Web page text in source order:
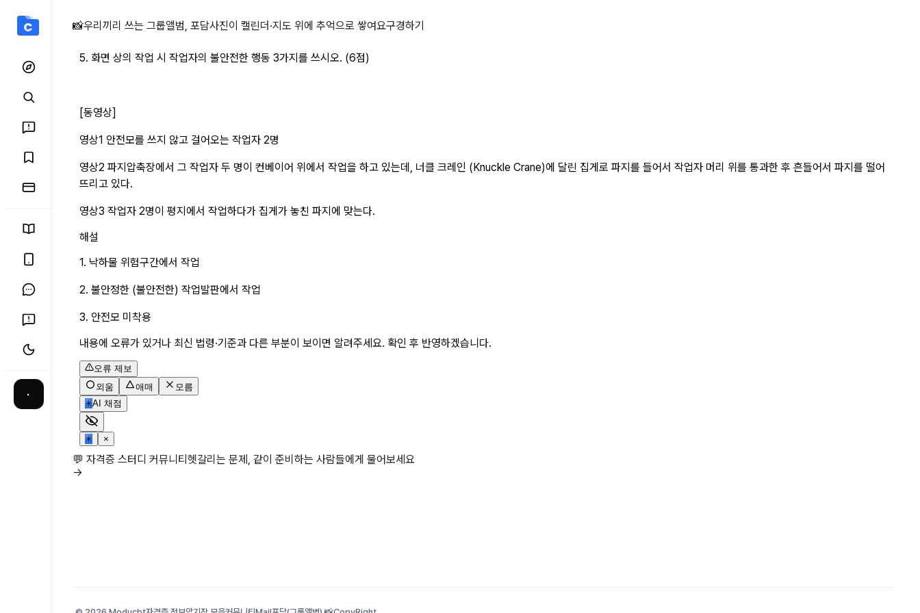
·
5. 화면 상의 작업 상세 페이지
📸우리끼리 쓰는 그룹앨범, 포담사진이 캘린더·지도 위에 추억으로 쌓여요구경하기
5. 화면 상의 작업 시 작업자의 불안전한 행동 3가지를 쓰시오. (6점)
[동영상]
영상1 안전모를 쓰지 않고 걸어오는 작업자 2명
영상2 파지압축장에서 그 작업자 두 명이 컨베이어 위에서 작업을 하고 있는데, 너클 크레인 (Knuckle Crane)에 달린 집게로 파지를 들어서 작업자 머리 위를 통과한 후 흔들어서 파지를 떨어
뜨리고 있다.
영상3 작업자 2명이 평지에서 작업하다가 집게가 놓친 파지에 맞는다.
해설
1. 낙하물 위험구간에서 작업
2. 불안정한 (불안전한) 작업발판에서 작업
3. 안전모 미착용
내용에 오류가 있거나 최신 법령·기준과 다른 부분이 보이면 알려주세요. 확인 후 반영하겠습니다.
오류 제보
외움
애매
모름
✳AI 채점
✳ ×
💬 자격증 스터디 커뮤니티헷갈리는 문제, 같이 준비하는 사람들에게 물어보세요
→